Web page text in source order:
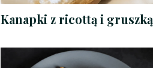
Kanapki z ricottą i gruszką